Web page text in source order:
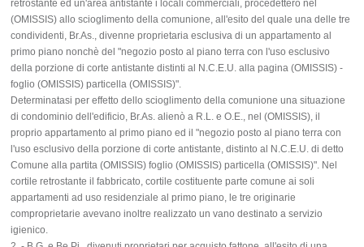
retrostante ed un'area antistante i locali commerciali, procedettero nel
(OMISSIS) allo scioglimento della comunione, all'esito del quale una delle tre
condividenti, Br.As., divenne proprietaria esclusiva di un appartamento al
primo piano nonchè del "negozio posto al piano terra con l'uso esclusivo
della porzione di corte antistante distinti al N.C.E.U. alla pagina (OMISSIS) -
foglio (OMISSIS) particella (OMISSIS)".
Determinatasi per effetto dello scioglimento della comunione una situazione
di condominio dell'edificio, Br.As. alienò a R.L. e O.E., nel (OMISSIS), il
proprio appartamento al primo piano ed il "negozio posto al piano terra con
l'uso esclusivo della porzione di corte antistante, distinto al N.C.E.U. di detto
Comune alla partita (OMISSIS) foglio (OMISSIS) particella (OMISSIS)". Nel
cortile retrostante il fabbricato, cortile costituente parte comune ai soli
appartamenti ad uso residenziale al primo piano, le tre originarie
comproprietarie avevano inoltre realizzato un vano destinato a servizio
igienico.